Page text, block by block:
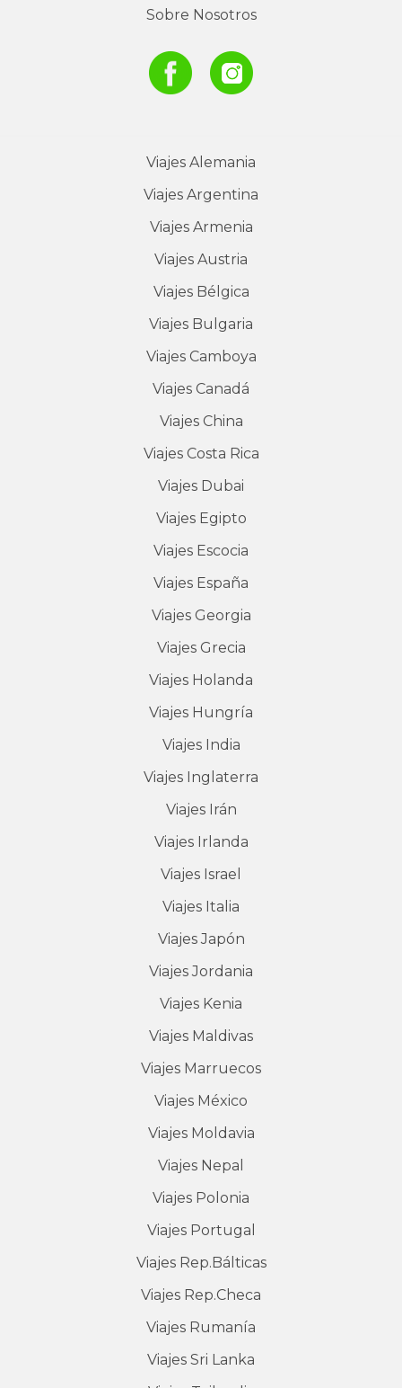
Sobre Nosotros
Viajes Alemania
Viajes Argentina
ViajesArmenia
Viajes Austria
ViajesBélgica
Viajes Bulgaria
ViajesCamboya
Viajes Canadá
ViajesChina
ViajesCosta Rica
Viajes Dubai
ViajesEgipto
Viajes Escocia
Viajes España
ViajesGeorgia
ViajesGrecia
Viajes Holanda
Viajes Hungría
ViajesIndia
Viajes Inglaterra
ViajesIrán
ViajesIrlanda
Viajes Israel
Viajes Italia
ViajesJapón
ViajesJordania
Viajes Kenia
Viajes Maldivas
Viajes Marruecos
Viajes México
ViajesMoldavia
Viajes Nepal
Viajes Polonia
ViajesPortugal
ViajesRep.Bálticas
Viajes Rep.Checa
Viajes Rumanía
Viajes Sri Lanka